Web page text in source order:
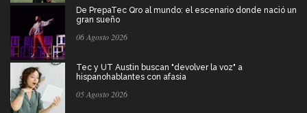
De PrepaTec Qro al mundo: el escenario donde nació un
gran sueño
06 Agosto 2026
Tec y UT Austin buscan "devolver la voz" a
hispanohablantes con afasia
05 Agosto 2026